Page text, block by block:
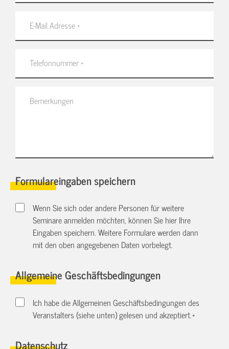
Formulareingaben speichern
Wenn Sie sich oder andere Personen für weitere
Seminare anmelden möchten, können Sie hier Ihre
Eingaben speichern. Weitere Formulare werden dann
mit den oben angegebenen Daten vorbelegt.
Allgemeine Geschäftsbedingungen
Ich habe die Allgemeinen Geschäftsbedingungen des
Veranstalters (siehe unten) gelesen und akzeptiert.*
Datenschutz